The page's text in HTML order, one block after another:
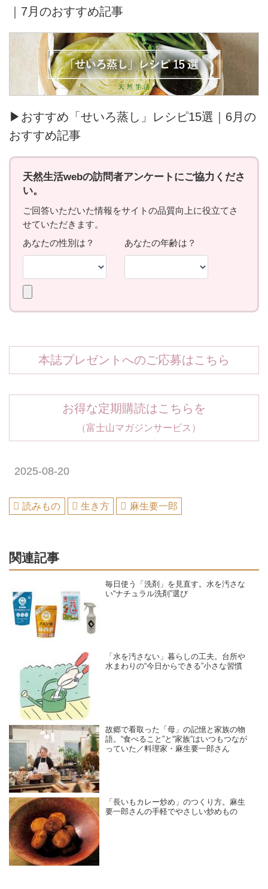
｜7月のおすすめ記事
▶おすすめ「せいろ蒸し」レシピ15選｜6月の
おすすめ記事
本誌プレゼントへのご応募はこちら
お得な定期購読はこちらを
（富士山マガジンサービス）
2025-08-20
読みもの 生き方 麻生要一郎
関連記事
毎日使う「洗剤」を見直す。水を汚さな
い“ナチュラル洗剤”選び
「水を汚さない」暮らしの工夫。台所や
水まわりの“今日からできる”小さな習慣
故郷で看取った「母」の記憶と家族の物
語。“食べること”と“家族”はいつもつなが
っていた／料理家・麻生要一郎さん
「長いもカレー炒め」のつくり方。麻生
要一郎さんの手軽でやさしい炒めもの